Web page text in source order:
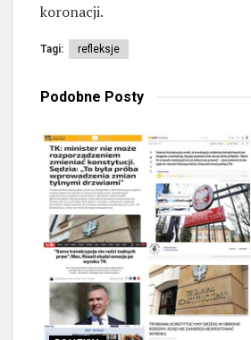
koronacji.
Tagi: refleksje
Podobne Posty